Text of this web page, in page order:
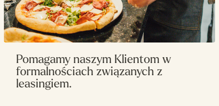
Pomagamy naszym Klientom w
formalnościach związanych z
leasingiem.